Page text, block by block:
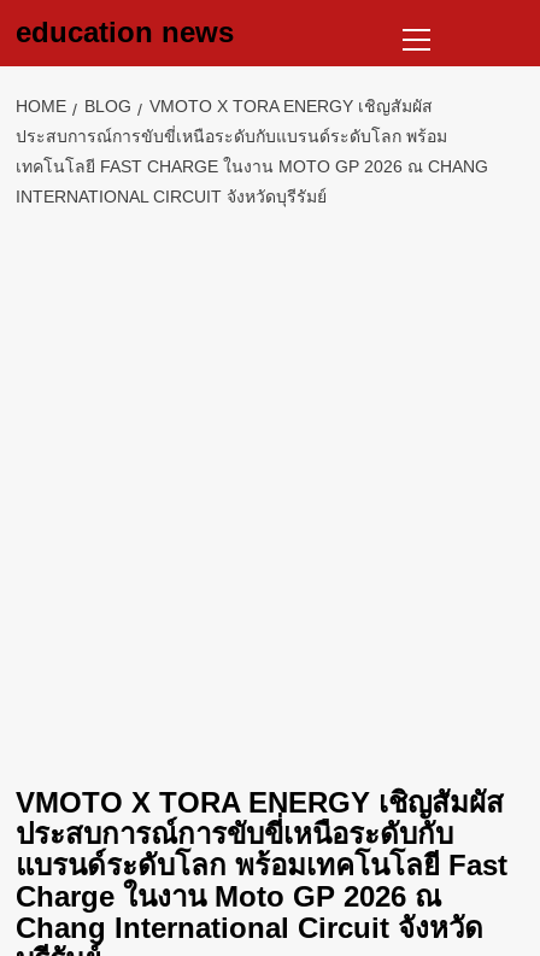
education news
Menu
HOME BLOG
VMOTO X TORA ENERGY เชิญสัมผัส
ประสบการณ์การขับขี่เหนือระดับกับแบรนด์ระดับโลก พร้อม
เทคโนโลยี FAST CHARGE ในงาน MOTO GP 2026 ณ CHANG
INTERNATIONAL CIRCUIT จังหวัดบุรีรัมย์
VMOTO X TORA ENERGY เชิญสัมผัส
ประสบการณ์การขับขี่เหนือระดับกับ
แบรนด์ระดับโลก พร้อมเทคโนโลยี Fast
Charge ในงาน Moto GP 2026 ณ
Chang International Circuit จังหวัด